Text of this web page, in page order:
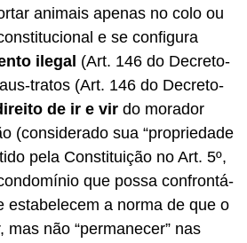
animais apenas no colo ou
e se configura
ilegal (Art. 146 do Decreto-
tratos (Art. 146 do Decreto-
de ir e vir do morador
(considerado sua “propriedade
pela Constituição no Art. 5º,
que possa confrontá-
estabelecem a norma de que o
não “permanecer” nas